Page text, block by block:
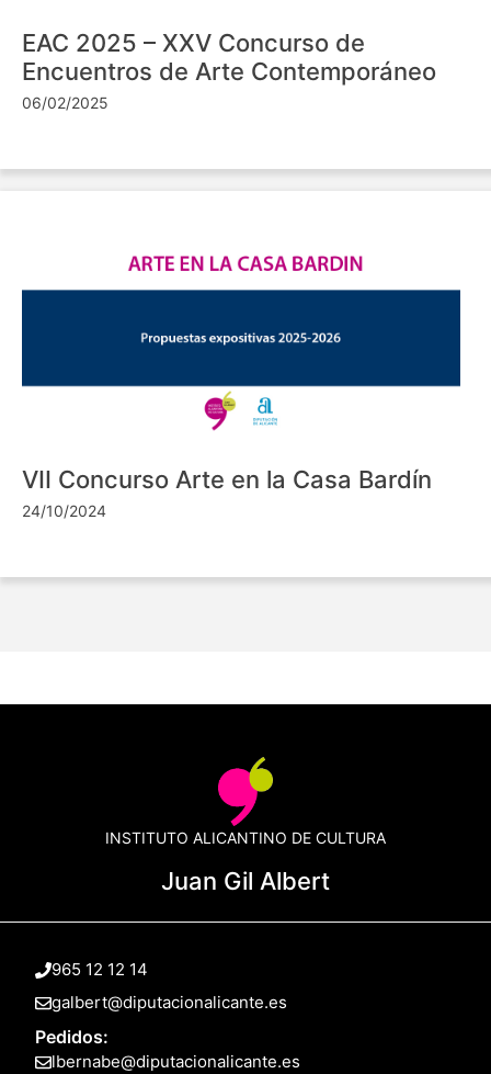
EAC 2025 – XXV Concurso de
Encuentros de Arte Contemporáneo
06/02/2025
VII Concurso Arte en la Casa Bardín
24/10/2024
INSTITUTO ALICANTINO DE CULTURA
Juan Gil Albert
965 12 12 14
galbert@diputacionalicante.es
Pedidos:
lbernabe@diputacionalicante.es